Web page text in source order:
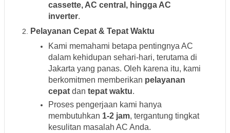
cassette, AC central, hingga AC
inverter.
Pelayanan Cepat & Tepat Waktu
Kami memahami betapa pentingnya AC
dalam kehidupan sehari-hari, terutama di
Jakarta yang panas. Oleh karena itu, kami
berkomitmen memberikan pelayanan
cepat dan tepat waktu.
Proses pengerjaan kami hanya
membutuhkan 1-2 jam, tergantung tingkat
kesulitan masalah AC Anda.